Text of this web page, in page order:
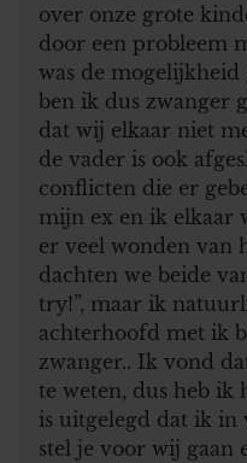
over onze grote
door een probleem
was de mogelijkheid
ben ik dus zwanger
dat wij elkaar niet
de vader is ook
conflicten die er
mijn ex en ik elkaar
er veel wonden van
dachten we beide
try!”, maar ik
achterhoofd met ik
zwanger.. Ik vond
te weten, dus heb ik
is uitgelegd dat ik in
stel je voor wij gaan